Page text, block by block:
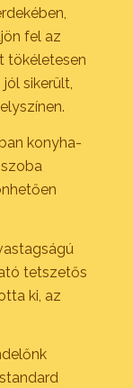
fel az
tökéletesen
jól sikerült,
konyha-
tetszetős
ki, az